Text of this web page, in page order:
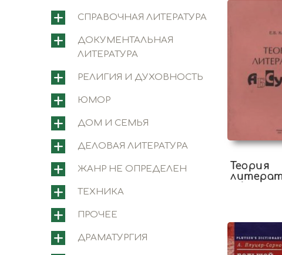
СПРАВОЧНАЯ ЛИТЕРАТУРА
ДОКУМЕНТАЛЬНАЯ
ЛИТЕРАТУРА
РЕЛИГИЯ И ДУХОВНОСТЬ
ЮМОР
ДОМ И СЕМЬЯ
ДЕЛОВАЯ ЛИТЕРАТУРА
ЖАНР НЕ ОПРЕДЕЛЕН
ТЕХНИКА
ПРОЧЕЕ
ДРАМАТУРГИЯ
Теория